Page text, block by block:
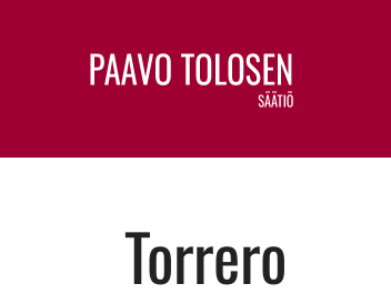
Torrero